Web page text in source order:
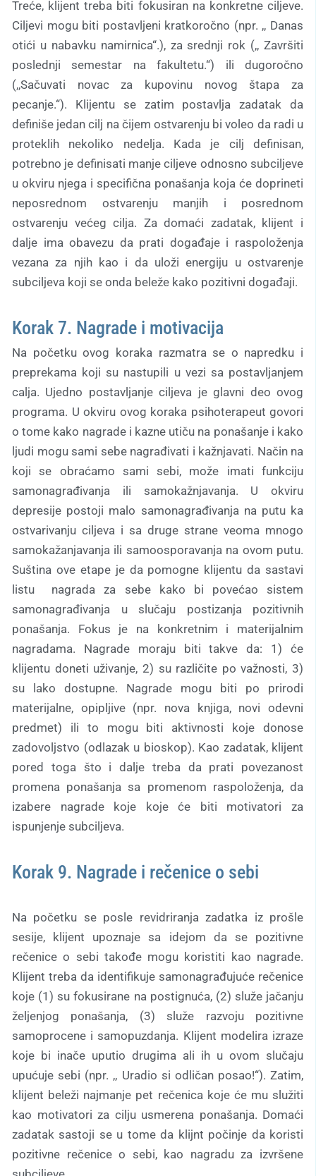
Treće, klijent treba biti fokusiran na konkretne ciljeve.
Ciljevi mogu biti postavljeni kratkoročno (npr. ,, Danas
otići u nabavku namirnica“.), za srednji rok (,, Završiti
poslednji semestar na fakultetu.“) ili dugoročno
(,,Sačuvati novac za kupovinu novog štapa za
pecanje.“). Klijentu se zatim postavlja zadatak da
definiše jedan cilj na čijem ostvarenju bi voleo da radi u
proteklih nekoliko nedelja. Kada je cilj definisan,
potrebno je definisati manje ciljeve odnosno subciljeve
u okviru njega i specifična ponašanja koja će doprineti
neposrednom ostvarenju manjih i posrednom
ostvarenju većeg cilja. Za domaći zadatak, klijent i
dalje ima obavezu da prati događaje i raspoloženja
vezana za njih kao i da uloži energiju u ostvarenje
subciljeva koji se onda beleže kako pozitivni događaji.
Korak 7. Nagrade i motivacija
Na početku ovog koraka razmatra se o napredku i
preprekama koji su nastupili u vezi sa postavljanjem
calja. Ujedno postavljanje ciljeva je glavni deo ovog
programa. U okviru ovog koraka psihoterapeut govori
o tome kako nagrade i kazne utiču na ponašanje i kako
ljudi mogu sami sebe nagrađivati i kažnjavati. Način na
koji se obraćamo sami sebi, može imati funkciju
samonagrađivanja ili samokažnjavanja. U okviru
depresije postoji malo samonagrađivanja na putu ka
ostvarivanju ciljeva i sa druge strane veoma mnogo
samokažanjavanja ili samoosporavanja na ovom putu.
Suština ove etape je da pomogne klijentu da sastavi
listu nagrada za sebe kako bi povećao sistem
samonagrađivanja u slučaju postizanja pozitivnih
ponašanja. Fokus je na konkretnim i materijalnim
nagradama. Nagrade moraju biti takve da: 1) će
klijentu doneti uživanje, 2) su različite po važnosti, 3)
su lako dostupne. Nagrade mogu biti po prirodi
materijalne, opipljive (npr. nova knjiga, novi odevni
predmet) ili to mogu biti aktivnosti koje donose
zadovoljstvo (odlazak u bioskop). Kao zadatak, klijent
pored toga što i dalje treba da prati povezanost
promena ponašanja sa promenom raspoloženja, da
izabere nagrade koje koje će biti motivatori za
ispunjenje subciljeva.
Korak 9. Nagrade i rečenice o sebi
Na početku se posle revidriranja zadatka iz prošle
sesije, klijent upoznaje sa idejom da se pozitivne
rečenice o sebi takođe mogu koristiti kao nagrade.
Klijent treba da identifikuje samonagrađujuće rečenice
koje (1) su fokusirane na postignuća, (2) služe jačanju
željenjog ponašanja, (3) služe razvoju pozitivne
samoprocene i samopuzdanja. Klijent modelira izraze
koje bi inače uputio drugima ali ih u ovom slučaju
upućuje sebi (npr. ,, Uradio si odličan posao!“). Zatim,
klijent beleži najmanje pet rečenica koje će mu služiti
kao motivatori za cilju usmerena ponašanja. Domaći
zadatak sastoji se u tome da klijnt počinje da koristi
pozitivne rečenice o sebi, kao nagradu za izvršene